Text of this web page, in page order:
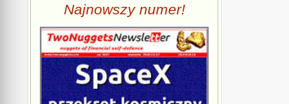
Najnowszy numer!